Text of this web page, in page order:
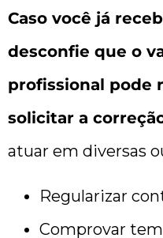
Caso você já
desconfie que o
profissional pode
solicitar a
atuar em diversas
Regularizar
Comprovar